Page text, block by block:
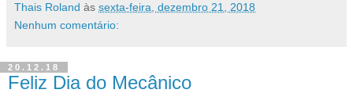
Thais Roland às sexta-feira, dezembro 21, 2018
Nenhum comentário:
20.12.18
Feliz Dia do Mecânico